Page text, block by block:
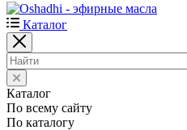
Каталог
Каталог
По всему сайту
По каталогу